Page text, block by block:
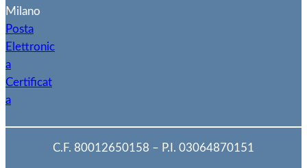
Milano
Posta
Elettronic
a
Certificat
a
C.F. 80012650158 – P.I. 03064870151